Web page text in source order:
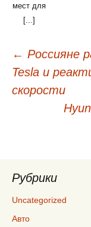
мест для
[...]
Навигация
записям
← Россияне
Tesla и
скорости
Рубрики
Uncategorized
Авто